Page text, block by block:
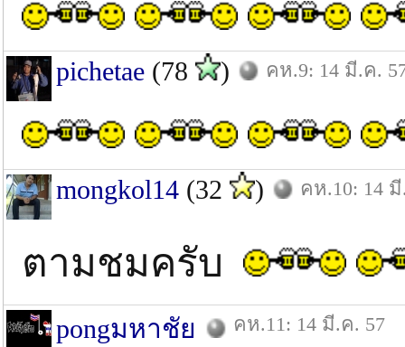
pichetae (78 ) คห.9: 14 มี.ค.
mongkol14 (32 ) คห.10: 14
ตามชมครับ
pongมหาชัย คห.11: 14 มี.ค. 57